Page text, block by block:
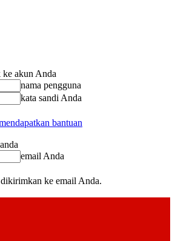
ke akun Anda
nama pengguna
kata sandi Anda
bantuan
email Anda
ke email Anda.